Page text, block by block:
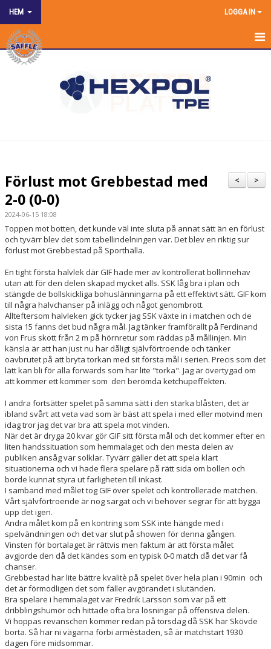
HEM LOGGA IN
HEM
BILDGALLERI
DOKUMENT
MATCHER
VÅRA LAG/TRÄNARE
>
<
Förlust mot Grebbestad med
2-0 (0-0)
2024-06-15 18:08
Toppen mot botten, det kunde väl inte sluta på annat sätt än en förlust
och tyvärr blev det som tabellindelningen var. Det blev en riktig sur
förlust mot Grebbestad på Sporthälla.
En tight första halvlek där GIF hade mer av kontrollerat bollinnehav
utan att för den delen skapad mycket alls. SSK låg bra i plan och
stängde de bollskickliga bohuslänningarna på ett effektivt sätt. GIF kom
till några halvchanser på inlägg och något genombrott.
Allteftersom halvleken gick tycker jag SSK växte in i matchen och de
sista 15 fanns det bud några mål. Jag tänker framförallt på Ferdinand
von Frus skott från 2 m på hörnretur som räddas på mållinjen. Min
känsla är att han just nu har dåligt självförtroende och tänker
oavbrutet på att bryta torkan med sit första mål i serien. Precis som det
lätt kan bli för alla forwards som har lite "torka". Jag är övertygad om
att kommer ett kommer som den berömda ketchupeffekten.
I andra fortsätter spelet på samma sätt i den starka blåsten, det är
ibland svårt att veta vad som är bäst att spela i med eller motvind men
idag tror jag det var bra att spela mot vinden.
När det är dryga 20 kvar gör GIF sitt första mål och det kommer efter en
liten handssituation som hemmalaget och den mesta delen av
publiken ansåg var solklar. Tyvärr gäller det att spela klart
situationerna och vi hade flera spelare på rätt sida om bollen och
borde kunnat styra ut farligheten till inkast.
I samband med målet tog GIF över spelet och kontrollerade matchen.
Vårt självförtroende är nog sargat och vi behöver segrar för att bygga
upp det igen.
Andra målet kom på en kontring som SSK inte hängde med i
spelvändningen och det var slut på showen för denna gången.
Vinsten för bortalaget är rättvis men faktum är att första målet
avgjorde den då det kändes som en typisk 0-0 match då det var få
chanser.
Grebbestad har lite bättre kvalitè på spelet över hela plan i 90min och
det är förmodligen det som fäller avgörandet i slutänden.
Bra spelare i hemmalaget var Fredrik Larsson som var på ett
dribblingshumör och hittade ofta bra lösningar på offensiva delen.
Vi hoppas revanschen kommer redan på torsdag då SSK har Skövde
borta. Så har ni vägarna förbi armèstaden, så är matchstart 1930
dagen före midsommar.